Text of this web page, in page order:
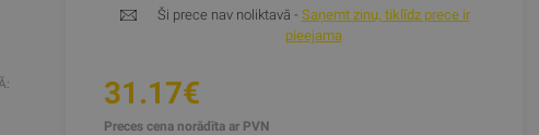
Ši prece nav noliktavā - Saņemt zinu, tiklīdz prece ir
pieejama
31.17€
Preces cena norādīta ar PVN